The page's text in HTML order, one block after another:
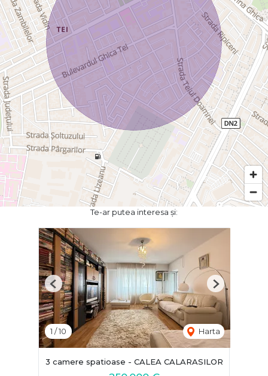
Te-ar putea interesa și:
1 /10 Harta
Previous Next
3 camere spatioase - CALEA CALARASILOR